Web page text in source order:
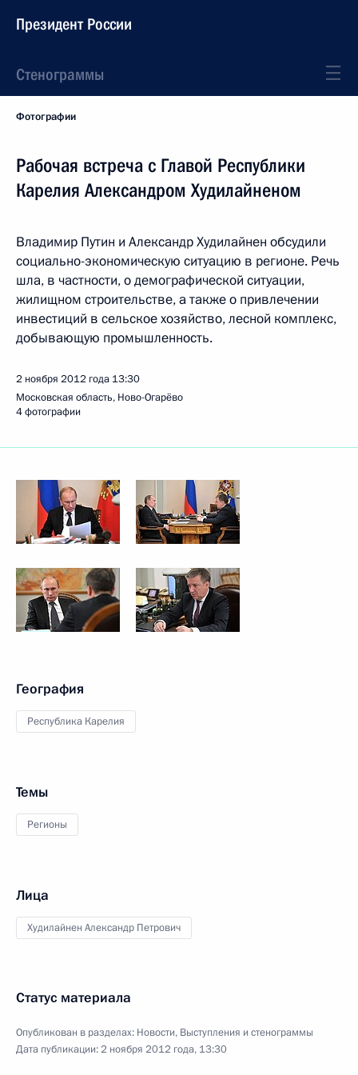
Президент России
Стенограммы
Фотографии
Рабочая встреча с Главой Республики
Карелия Александром Худилайненом
Владимир Путин и Александр Худилайнен обсудили
социально-экономическую ситуацию в регионе. Речь
шла, в частности, о демографической ситуации,
жилищном строительстве, а также о привлечении
инвестиций в сельское хозяйство, лесной комплекс,
добывающую промышленность.
2 ноября 2012 года 13:30
Московская область, Ново-Огарёво
4 фотографии
География
Республика Карелия
Темы
Регионы
Лица
Худилайнен Александр Петрович
Статус материала
Опубликован в разделах: Новости, Выступления и стенограммы
Дата публикации:2 ноября 2012 года, 13:30